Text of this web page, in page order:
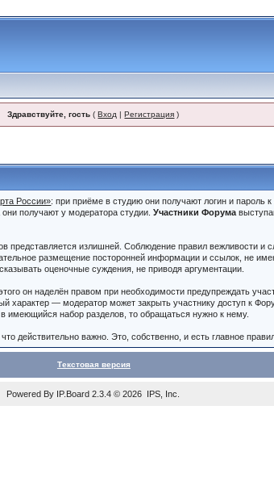
Здравствуйте, гость (Вход |Регистрация )
России»: при приёме в студию они получают логин и пароль
они получают у модератора студии.Участники Форума
представляется излишней. Соблюдение правил вежливости и
размещение посторонней информации и ссылок, не
оценочные суждения, не приводя аргументации.
он наделён правом при необходимости предупреждать
— модератор может закрыть участнику доступ к
имеющийся набор разделов, то обращаться нужно к нему.
действительно важно. Это, собственно, и есть главное
Текстовая версия
Powered By IP.Board 2.3.4 © 2026 IPS, Inc